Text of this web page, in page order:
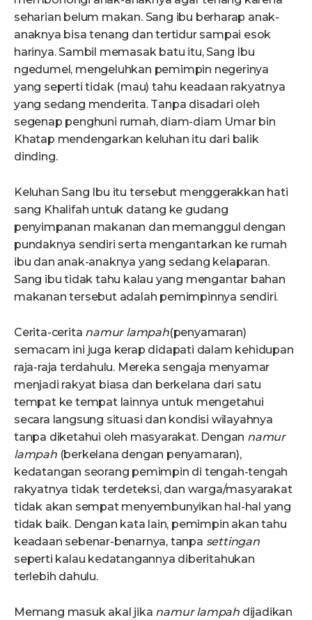
seharian belum makan. Sang ibu berharap anak-
anaknya bisa tenang dan tertidur sampai esok
harinya. Sambil memasak batu itu, Sang Ibu
ngedumel, mengeluhkan pemimpin negerinya
yang seperti tidak (mau) tahu keadaan rakyatnya
yang sedang menderita. Tanpa disadari oleh
segenap penghuni rumah, diam-diam Umar bin
Khatap mendengarkan keluhan itu dari balik
dinding.
Keluhan Sang Ibu itu tersebut menggerakkan hati
sang Khalifah untuk datang ke gudang
penyimpanan makanan dan memanggul dengan
pundaknya sendiri serta mengantarkan ke rumah
ibu dan anak-anaknya yang sedang kelaparan.
Sang ibu tidak tahu kalau yang mengantar bahan
makanan tersebut adalah pemimpinnya sendiri.
Cerita-cerita namur lampah(penyamaran)
semacam ini juga kerap didapati dalam kehidupan
raja-raja terdahulu. Mereka sengaja menyamar
menjadi rakyat biasa dan berkelana dari satu
tempat ke tempat lainnya untuk mengetahui
secara langsung situasi dan kondisi wilayahnya
tanpa diketahui oleh masyarakat. Dengan namur
lampah(berkelana dengan penyamaran),
kedatangan seorang pemimpin di tengah-tengah
rakyatnya tidak terdeteksi, dan warga/masyarakat
tidak akan sempat menyembunyikan hal-hal yang
tidak baik. Dengan kata lain, pemimpin akan tahu
keadaan sebenar-benarnya, tanpa settingan
seperti kalau kedatangannya diberitahukan
terlebih dahulu.
Memang masuk akal jika namur lampah dijadikan